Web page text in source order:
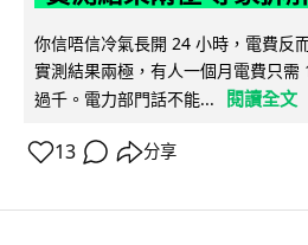
你信唔信冷氣長開 24 小時，電費反
實測結果兩極，有人一個月電費只需
過千。電力部門話不能...
閱讀全文
13 分享